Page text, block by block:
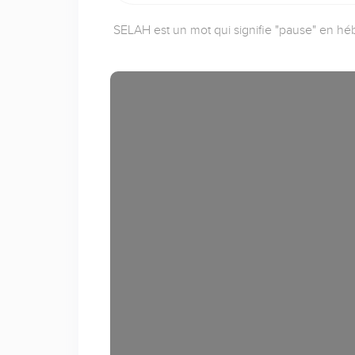
SELAH est un mot qui signifie "pause" en